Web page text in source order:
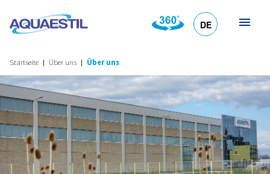
DE
Startseite Über uns Über uns